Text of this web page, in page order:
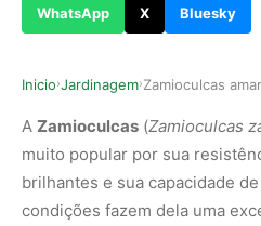
WhatsApp X Bluesky
Inicio›Jardinagem›
A Zamioculcas (Zamioculcas
muito popular por sua
brilhantes e sua capacidade
condições fazem dela uma